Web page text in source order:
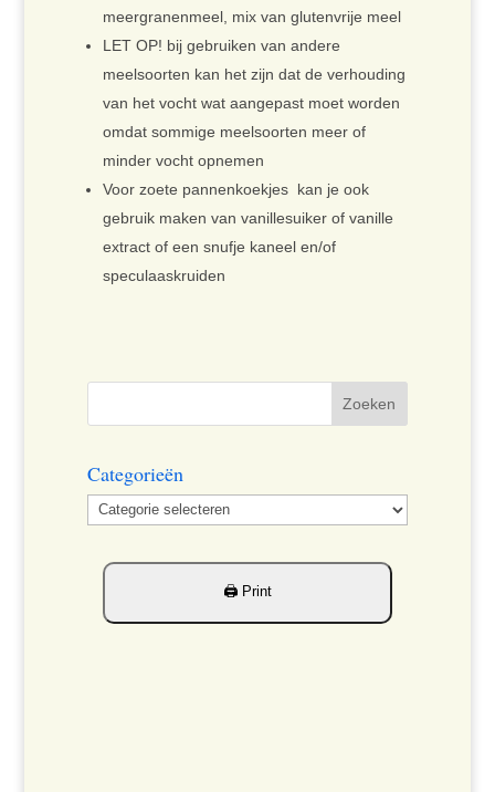
meergranenmeel, mix van glutenvrije meel
LET OP! bij gebruiken van andere
meelsoorten kan het zijn dat de verhouding
van het vocht wat aangepast moet worden
omdat sommige meelsoorten meer of
minder vocht opnemen
Voor zoete pannenkoekjes kan je ook
gebruik maken van vanillesuiker of vanille
extract of een snufje kaneel en/of
speculaaskruiden
Categorieën
Categorieën